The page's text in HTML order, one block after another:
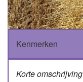
Kenmerken
Korte omschrijving